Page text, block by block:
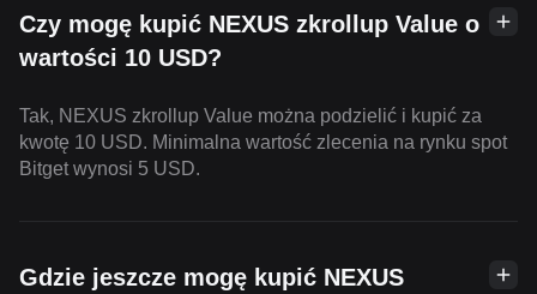
Czy mogę kupić NEXUS zkrollup Value o
wartości 10 USD?
Tak, NEXUS zkrollup Value można podzielić i kupić za
kwotę 10 USD. Minimalna wartość zlecenia na rynku spot
Bitget wynosi 5 USD.
Gdzie jeszcze mogę kupić NEXUS